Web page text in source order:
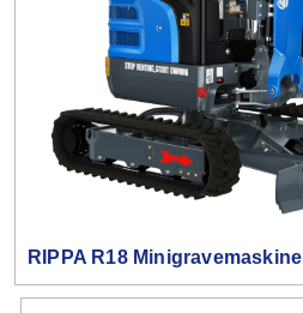
RIPPA R18 Minigravemaskine